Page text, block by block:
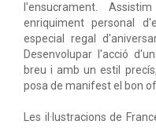
l'ensucrament.
enriquiment personal
especial regal
Desenvolupar l'acció
breu i amb un estil
posa de manifest el bon
Les il·lustracions de